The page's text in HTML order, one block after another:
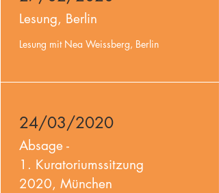
Lesung, Berlin
Lesung mit Nea Weissberg, Berlin
24/03/2020
Absage -
1. Kuratoriumssitzung
2020, München